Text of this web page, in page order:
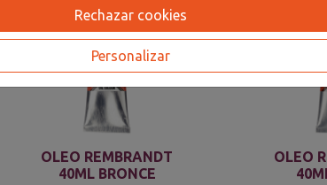
OLEO REMBRANDT
40ML BRONCE
OLEO
Rechazar cookies
Personalizar